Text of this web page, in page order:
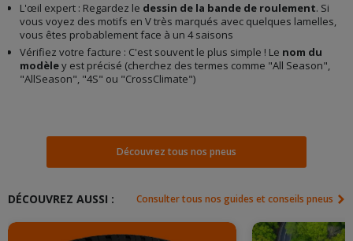
L'œil expert : Regardez le dessin de la bande de roulement. Si
vous voyez des motifs en V très marqués avec quelques lamelles,
vous êtes probablement face à un 4 saisons
Vérifiez votre facture : C'est souvent le plus simple ! Le nom du
modèley est précisé (cherchez des termes comme "All Season",
"AllSeason", "4S" ou "CrossClimate")
Découvrez tous nos pneus
DÉCOUVREZ AUSSI : Consulter tous nos guides et conseils pneus